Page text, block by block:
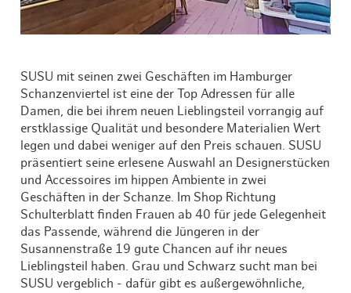
SUSU mit seinen zwei Geschäften im Hamburger
Schanzenviertel ist eine der Top Adressen für alle
Damen, die bei ihrem neuen Lieblingsteil vorrangig auf
erstklassige Qualität und besondere Materialien Wert
legen und dabei weniger auf den Preis schauen. SUSU
präsentiert seine erlesene Auswahl an Designerstücken
und Accessoires im hippen Ambiente in zwei
Geschäften in der Schanze. Im Shop Richtung
Schulterblatt finden Frauen ab 40 für jede Gelegenheit
das Passende, während die Jüngeren in der
Susannenstraße 19 gute Chancen auf ihr neues
Lieblingsteil haben. Grau und Schwarz sucht man bei
SUSU vergeblich - dafür gibt es außergewöhnliche,